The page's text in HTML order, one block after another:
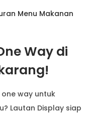
Menu Makanan
Way di
way untuk
Lautan Display siap